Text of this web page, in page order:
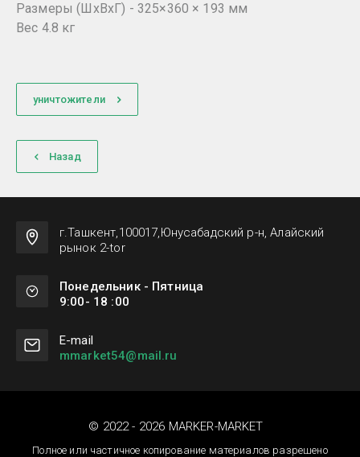
Размеры (ШхВхГ) - 325×360 × 193 мм
Вес 4.8 кг
уничтожители
Назад
г.Ташкент,100017,Юнусабадский р-н, Алайский
рынок 2-tor
Понедельник - Пятница
9:00- 18 :00
Е-mail
mmarket54@mail.ru
© 2022 - 2026 MARKER-MARKET
Полное или частичное копирование материалов разрешено